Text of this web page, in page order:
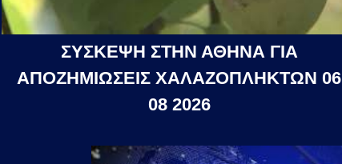
ΣΥΣΚΕΨΗ ΣΤΗΝ ΑΘΗΝΑ ΓΙΑ
ΑΠΟΖΗΜΙΩΣΕΙΣ ΧΑΛΑΖΟΠΛΗΚΤΩΝ 06
08 2026